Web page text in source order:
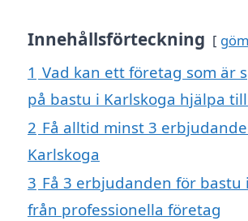
Innehållsförteckning
1 Vad kan ett företag som är
på bastu i Karlskoga hjälpa
2 Få alltid minst 3
Karlskoga
3 Få 3 erbjudanden för bastu
från professionella företag